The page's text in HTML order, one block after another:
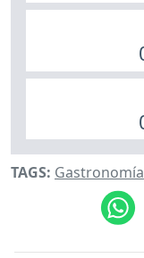
TAGS: Gastronomía